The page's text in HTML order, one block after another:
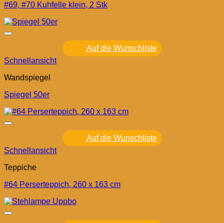
#69, #70 Kuhfelle klein, 2 Stk
Auf die Wunschliste
Schnellansicht
Wandspiegel
Spiegel 50er
Auf die Wunschliste
Schnellansicht
Teppiche
#64 Perserteppich, 260 x 163 cm